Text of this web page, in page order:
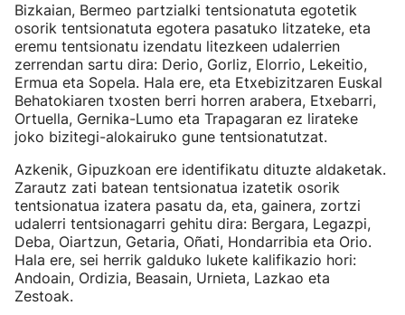
Bizkaian, Bermeo partzialki tentsionatuta egotetik
osorik tentsionatuta egotera pasatuko litzateke, eta
eremu tentsionatu izendatu litezkeen udalerrien
zerrendan sartu dira: Derio, Gorliz, Elorrio, Lekeitio,
Ermua eta Sopela. Hala ere, eta Etxebizitzaren Euskal
Behatokiaren txosten berri horren arabera, Etxebarri,
Ortuella, Gernika-Lumo eta Trapagaran ez lirateke
joko bizitegi-alokairuko gune tentsionatutzat.
Azkenik, Gipuzkoan ere identifikatu dituzte aldaketak.
Zarautz zati batean tentsionatua izatetik osorik
tentsionatua izatera pasatu da, eta, gainera, zortzi
udalerri tentsionagarri gehitu dira: Bergara, Legazpi,
Deba, Oiartzun, Getaria, Oñati, Hondarribia eta Orio.
Hala ere, sei herrik galduko lukete kalifikazio hori:
Andoain, Ordizia, Beasain, Urnieta, Lazkao eta
Zestoak.